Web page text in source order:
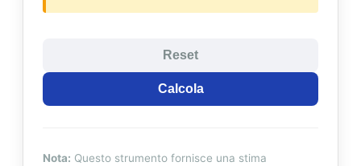
Reset
Calcola
Nota: Questo strumento fornisce una stima